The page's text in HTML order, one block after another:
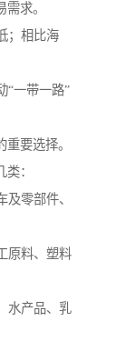
求。
；相比海
“一带一路”
要选择。
：
零部件、
原料、塑料
水产品、乳